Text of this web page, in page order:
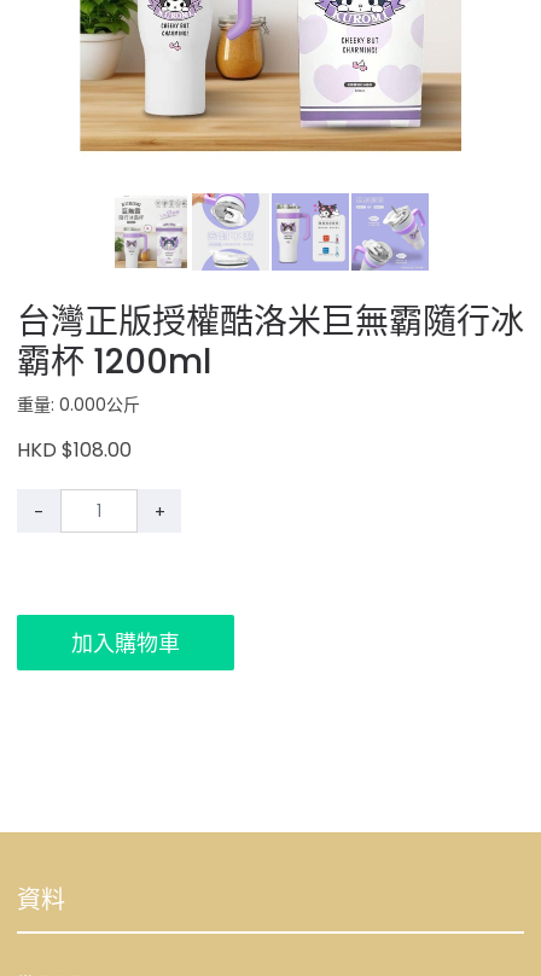
台灣正版授權酷洛米巨無霸隨行冰
霸杯 1200ml
重量: 0.000公斤
HKD $108.00
- +
加入購物車
資料